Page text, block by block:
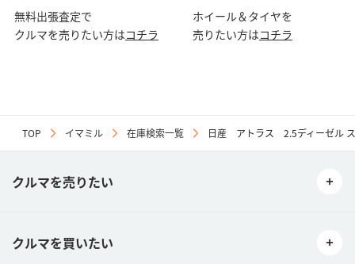
無料出張査定で
クルマを売りたい方はコチラ
ホイール＆タイヤを
売りたい方はコチラ
TOP イマミル 在庫検索一覧 日産 アトラス 2.5ディーゼル ス
クルマを売りたい
クルマを買いたい